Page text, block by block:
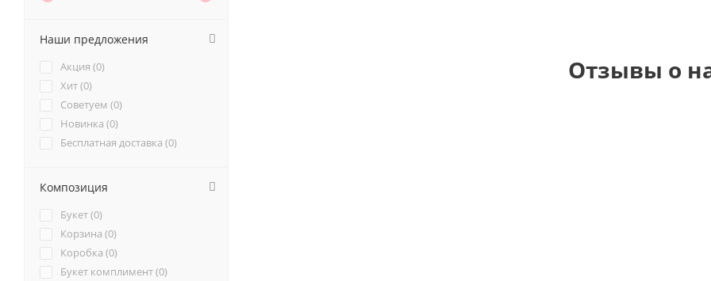
Отзывы о
Наши предложения
Акция (0)
Хит (0)
Советуем (0)
Новинка (0)
Бесплатная доставка (0)
Композиция
Букет (0)
Корзина (0)
Коробка (0)
Букет комплимент (0)